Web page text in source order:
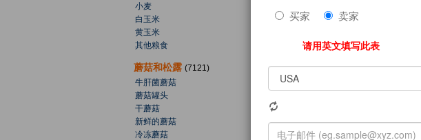
买家 卖家
请用英文填写此表
小麦
白玉米
黄玉米
其他粮食
蘑菇和松露 (7121)
牛肝菌蘑菇
蘑菇罐头
干蘑菇
新鲜的蘑菇
冷冻蘑菇